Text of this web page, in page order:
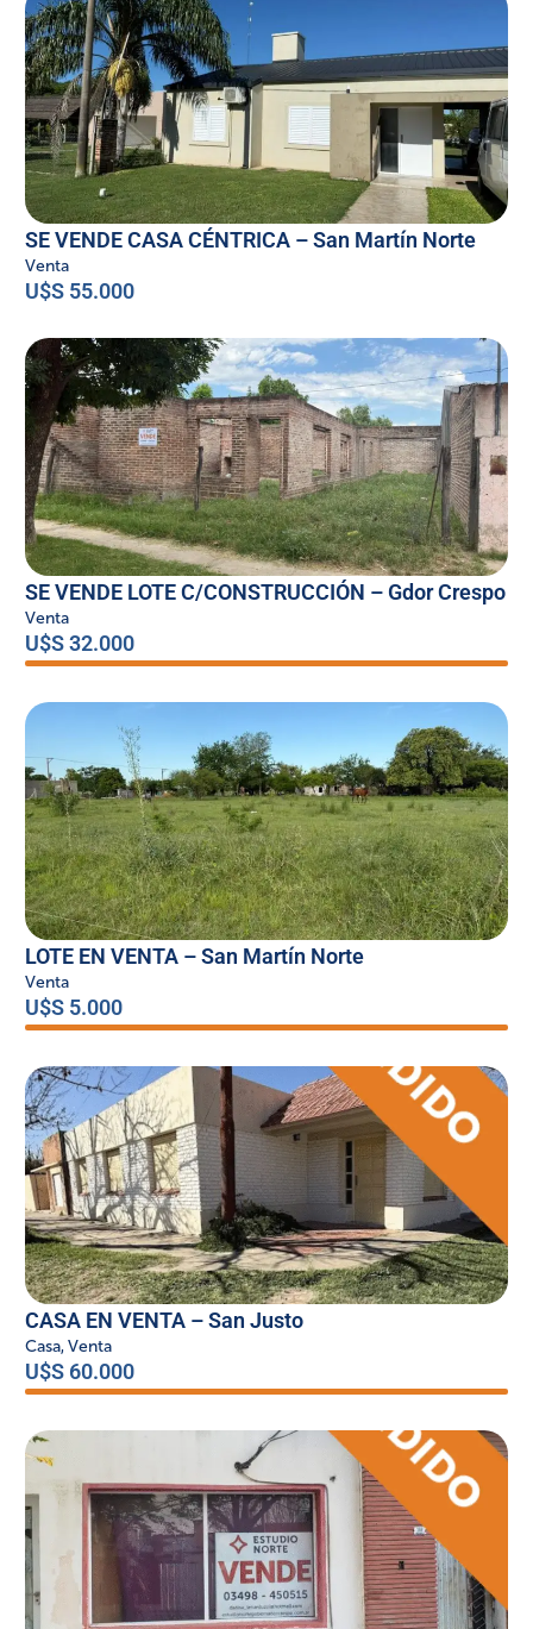
SE VENDE CASA CÉNTRICA – San Martín Norte
Venta
U$S 55.000
SE VENDE LOTE C/CONSTRUCCIÓN – Gdor Crespo
Venta
U$S 32.000
LOTE EN VENTA – San Martín Norte
Venta
U$S 5.000
CASA EN VENTA – San Justo
Casa,Venta
U$S 60.000